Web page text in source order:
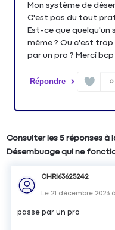
Mon système de
C'est pas du tout
Est-ce que quelqu'un
même ? Ou c'est trop
par un pro ? Merci bcp
Répondre 0
Consulter les 5 réponses à
Désembuage qui ne
CHRI63625242
Le 21 décembre 2023
passe par un pro